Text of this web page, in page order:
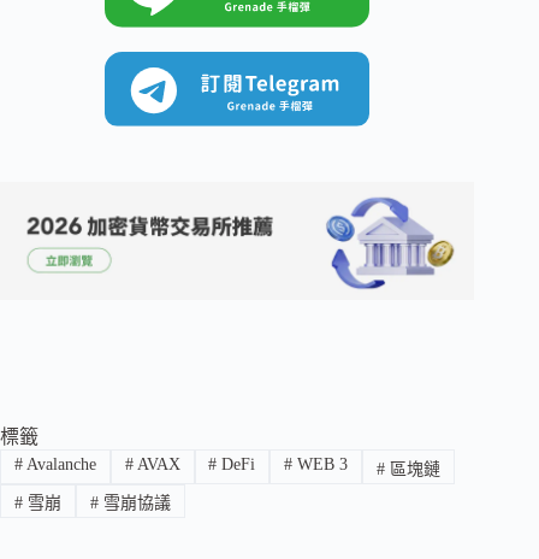
標籤
#Avalanche #AVAX # DeFi # WEB 3 # 區塊鏈
#雪崩 #雪崩協議